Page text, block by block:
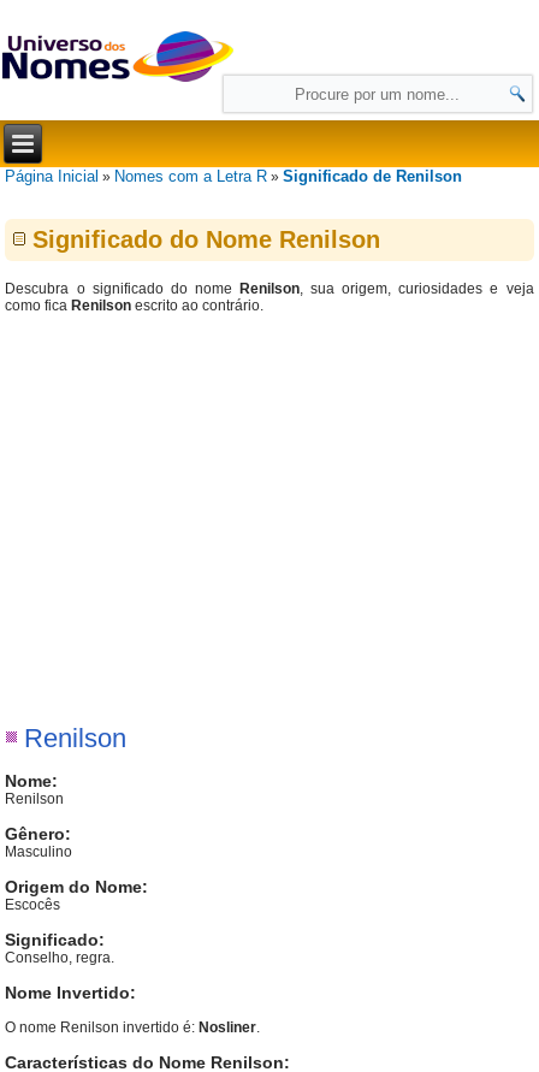
Página Inicial » Nomes com a Letra R »Significado de Renilson
Significado do Nome Renilson
Descubra o significado do nome Renilson, sua origem, curiosidades e veja
como fica Renilson escrito ao contrário.
Renilson
Nome:
Renilson
Gênero:
Masculino
Origem do Nome:
Escocês
Significado:
Conselho, regra.
Nome Invertido:
O nome Renilson invertido é: Nosliner.
Características do Nome Renilson: